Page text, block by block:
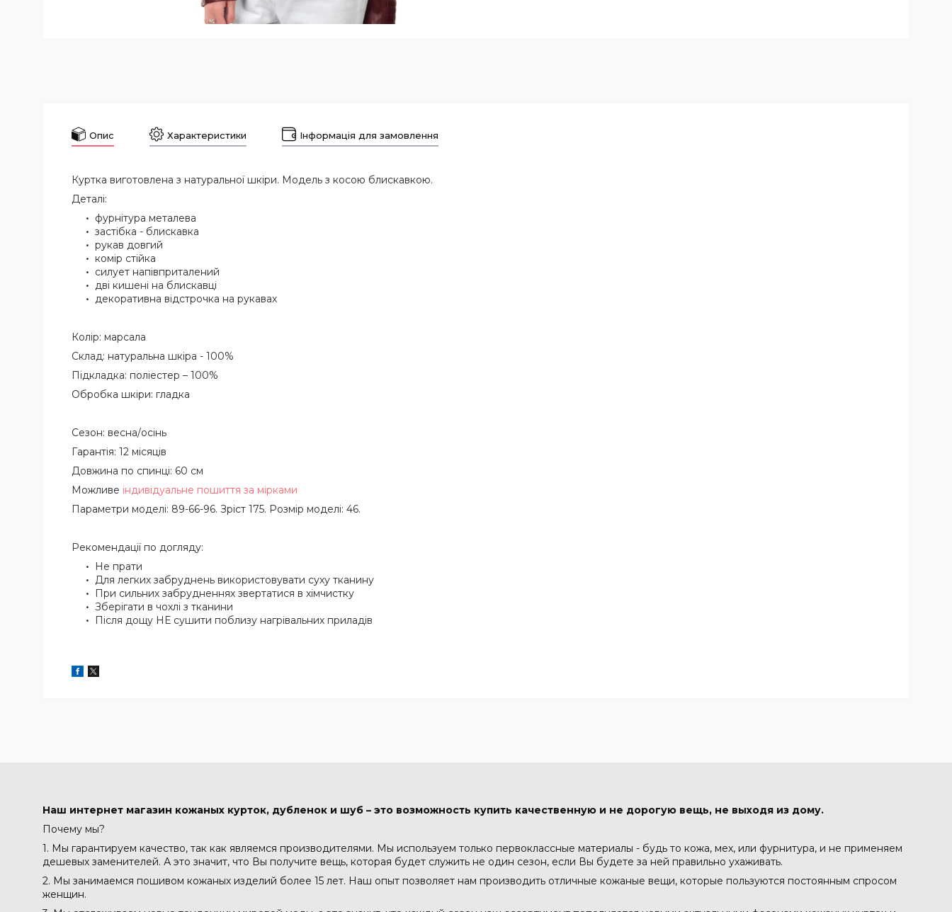
Опис Характеристики Інформація для замовлення
Куртка виготовлена з натуральної шкіри. Модель з косою блискавкою.
Деталі:
фурнітура металева
застібка - блискавка
рукав довгий
комір стійка
силует напівприталений
дві кишені на блискавці
декоративна відстрочка на рукавах
Колір: марсала
Склад: натуральна шкіра - 100%
Підкладка: поліестер – 100%
Обробка шкіри: гладка
Сезон: весна/осінь
Гарантія: 12 місяців
Довжина по спинці: 60 см
Можливе індивідуальне пошиття за мірками
Параметри моделі: 89-66-96. Зріст 175. Розмір моделі: 46.
Рекомендації по догляду:
Не прати
Для легких забруднень використовувати суху тканину
При сильних забрудненнях звертатися в хімчистку
Зберігати в чохлі з тканини
Після дощу НЕ сушити поблизу нагрівальних приладів
Наш интернет магазин кожаных курток, дубленок и шуб – это возможность купить качественную и не дорогую вещь, не выходя из дому.
Почему мы?
1. Мы гарантируем качество, так как являемся производителями. Мы используем только первоклассные материалы - будь то кожа, мех, или фурнитура, и не применяем
дешевых заменителей. А это значит, что Вы получите вещь, которая будет служить не один сезон, если Вы будете за ней правильно ухаживать.
2. Мы занимаемся пошивом кожаных изделий более 15 лет. Наш опыт позволяет нам производить отличные кожаные вещи, которые пользуются постоянным спросом
женщин.